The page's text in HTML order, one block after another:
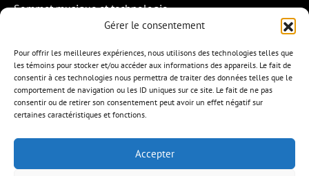
Gérer le consentement
Pour offrir les meilleures expériences, nous utilisons des technologies telles que
les témoins pour stocker et/ou accéder aux informations des appareils. Le fait de
consentir à ces technologies nous permettra de traiter des données telles que le
comportement de navigation ou les ID uniques sur ce site. Le fait de ne pas
consentir ou de retirer son consentement peut avoir un effet négatif sur
certaines caractéristiques et fonctions.
Accepter
Sommet musique et technologie
Quand la musique rencontre l’image
Missions d’export
Contact